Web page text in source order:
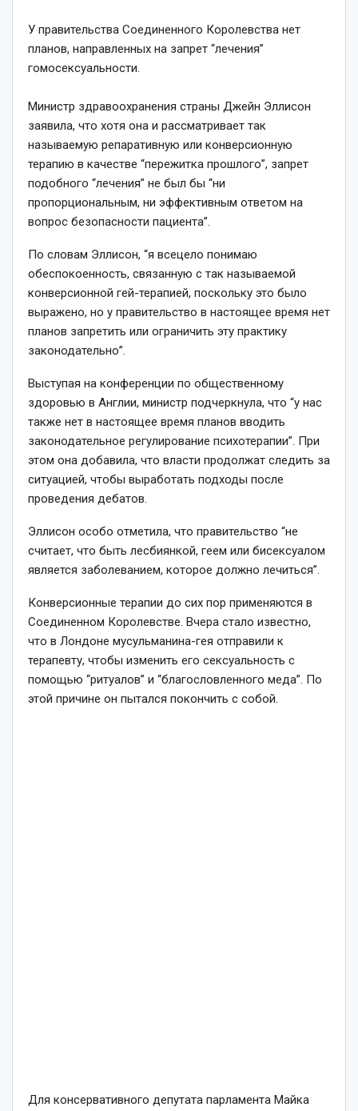
У правительства Соединенного Королевства нет
планов, направленных на запрет “лечения”
гомосексуальности.
Министр здравоохранения страны Джейн Эллисон
заявила, что хотя она и рассматривает так
называемую репаративную или конверсионную
терапию в качестве “пережитка прошлого”, запрет
подобного “лечения” не был бы “ни
пропорциональным, ни эффективным ответом на
вопрос безопасности пациента”.
По словам Эллисон, “я всецело понимаю
обеспокоенность, связанную с так называемой
конверсионной гей-терапией, поскольку это было
выражено, но у правительство в настоящее время нет
планов запретить или ограничить эту практику
законодательно”.
Выступая на конференции по общественному
здоровью в Англии, министр подчеркнула, что “у нас
также нет в настоящее время планов вводить
законодательное регулирование психотерапии”. При
этом она добавила, что власти продолжат следить за
ситуацией, чтобы выработать подходы после
проведения дебатов.
Эллисон особо отметила, что правительство “не
считает, что быть лесбиянкой, геем или бисексуалом
является заболеванием, которое должно лечиться”.
Конверсионные терапии до сих пор применяются в
Соединенном Королевстве. Вчера стало известно,
что в Лондоне мусульманина-гея отправили к
терапевту, чтобы изменить его сексуальность с
помощью “ритуалов” и “благословленного меда”. По
этой причине он пытался покончить с собой.
Для консервативного депутата парламента Майка